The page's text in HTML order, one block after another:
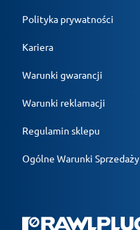
Polityka prywatności
Kariera
Warunki gwarancji
Warunki reklamacji
Regulamin sklepu
Ogólne Warunki Sprzedaży